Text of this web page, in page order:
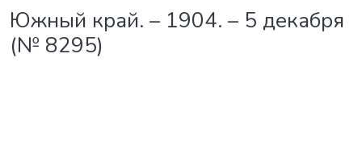
Южный край. – 1904. – 5 декабря
(№ 8295)